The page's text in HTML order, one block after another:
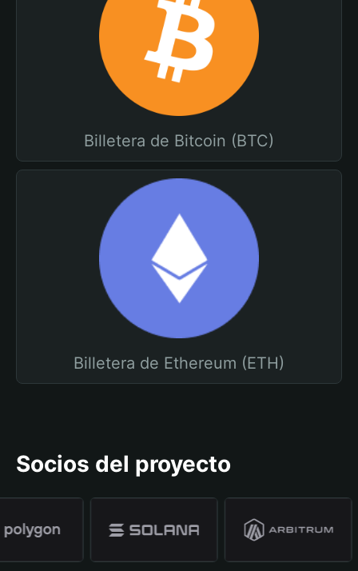
Billetera de Bitcoin (BTC)
Billetera de Ethereum (ETH)
Socios del proyecto